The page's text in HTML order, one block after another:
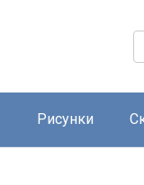
Рисунки